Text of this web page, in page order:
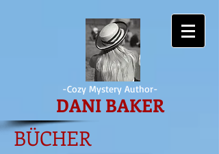
-Cozy Mystery Author-
DANI BAKER
BÜCHER